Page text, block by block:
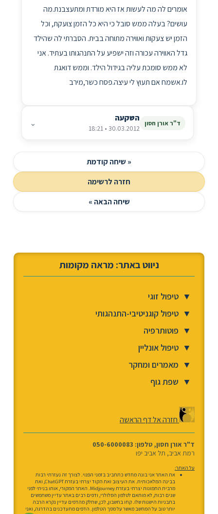
אומרים לה מה לעשות אז היא מורדת ומתעצבנת.מה
עושים? בעלה ממש סובל כי היא כל הזמן צועקת, וכל
הזמן יש צעקות ואווירה מתוחה בבית. הסברתי לה שהילד
גדל האווירה עכורה וזה ישפיע על התנהגותו בעתיד. אני
לא ממש סומכת עליה בגידול הילד. וממש דואגת
לו.אשמח אם תעוץ לי עיצה.פסח כשר,מירב
ד"ר אורן חסון השקעה
30.03.2012 • 18:21
⌄
« שיחה קודמת
חזרה לרשימה
שיחה הבאה »
ניווט באתר: מראה מקומות
▼ טיפול זוגי
▼ טיפול קוגניטיבי-התנהגותי
▼ פוטותרפיה
▼ טיפול אונליין
▼ מאמרים ומחקר
▼ שפת גוף
חזרה אל דף הראשה
ד"ר אורן חסון, טלפון: 050-6000083
רמת אביב, תל אביב יפו
על האתר:
את האתר אני בונה מחדש כתחביב בזמני הפנוי. לצורך זה נעזרתי רבות
בבינה המלאכותית. את העיצוב ואת הקוד יצרתי בעזרת ChatGPT, ואת
מרבית התמונות יצרתי בעזרת Midjourney. האתר המקורי, אותו בניתי לפני
שנים רבות, לא מותאם לטלפון הסלולרי, ודפים רבים באתר עדיין משתמשים
בתבניות הישנות שלו. קחו בחשבון, לכן, שחלק מהדפים עדיין נקרא הרבה
יותר טוב על המחשב מאשר על מסך הטלפון. הדפים מתעדכנים בהדרגה, ואני